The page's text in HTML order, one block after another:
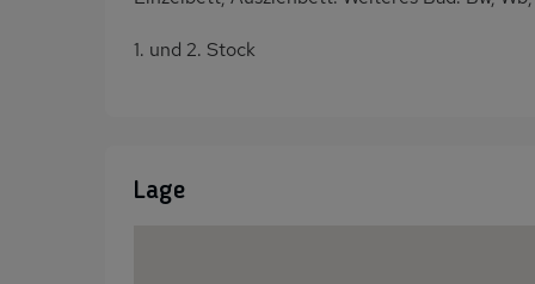
1. und 2. Stock
Lage